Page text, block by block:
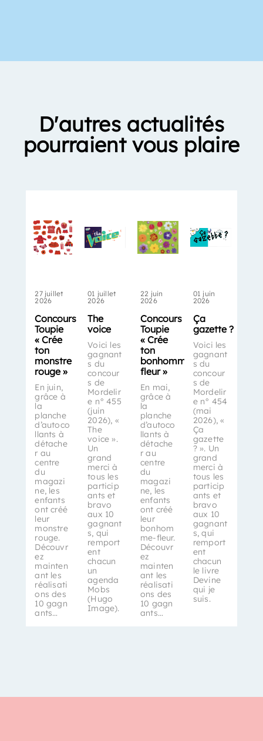
D'autres actualités
pourraient vous plaire
27 juillet
2026
Concours
Toupie
« Crée
ton
monstre
rouge »
En juin,
grâce à
la
planche
d’autoco
llants à
détache
r au
centre
du
magazi
ne, les
enfants
ont créé
leur
monstre
rouge.
Découvr
ez
mainten
ant les
réalisati
ons des
10 gagn
ants…
01 juillet
2026
The
voice
Voici les
gagnant
s du
concour
s de
Mordelir
e n° 455
(juin
2026), «
The
voice ».
Un
grand
merci à
tous les
particip
ants et
bravo
aux 10
gagnant
s, qui
remport
ent
chacun
un
agenda
Mobs
(Hugo
Image).
22 juin
2026
Concours
Toupie
« Crée
ton
bonhomme-
fleur »
En mai,
grâce à
la
planche
d’autoco
llants à
détache
r au
centre
du
magazi
ne, les
enfants
ont créé
leur
bonhom
me-fleur.
Découvr
ez
mainten
ant les
réalisati
ons des
10 gagn
ants…
01 juin
2026
Ça
gazette ?
Voici les
gagnant
s du
concour
s de
Mordelir
e n° 454
(mai
2026), «
Ça
gazette
? ». Un
grand
merci à
tous les
particip
ants et
bravo
aux 10
gagnant
s, qui
remport
ent
chacun
le livre
Devine
qui je
suis.